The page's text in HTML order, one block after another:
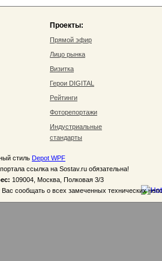
Проекты:
Прямой эфир
Лицо рынка
Визитка
Герои DIGITAL
Рейтинги
Фоторепортажи
Индустриальные
стандарты
стиль Depot WPF
ссылка на Sostav.ru обязательна!
109004, Москва, Полковая 3/3
сообщать о всех замеченных технических